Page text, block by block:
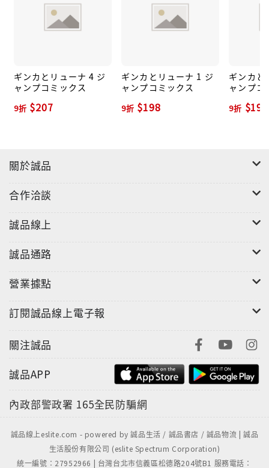
ギンカとリューナ 4 ジ
ャンプコミックス
9折 $207
ギンカとリューナ 1 ジ
ャンプコミックス
9折 $198
ギンカと
ャンプコ
9折 $198
關於誠品
合作洽談
誠品線上
誠品通路
營業據點
訂閱誠品線上電子報
關注誠品
誠品APP
內政部警政署 165全民防騙網
誠品線上eslite.com - powered by 誠品生活 / 誠品書店 / 誠品物流 | 誠品
生活股份有限公司 (eslite Spectrum Corporation)
統一編號：27952966 | 台灣台北市信義區松德路204號B1 服務電話：